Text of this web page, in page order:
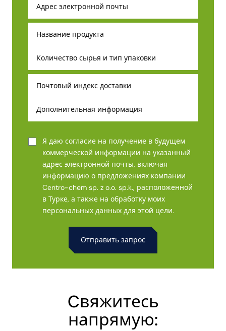
Я даю согласие на получение в будущем
коммерческой информации на указанный
адрес электронной почты, включая
информацию о предложениях компании
Centro-chem sp. z o.o. sp.k., расположенной
в Турке, а также на обработку моих
персональных данных для этой цели.
Cвяжитесь
напрямую: